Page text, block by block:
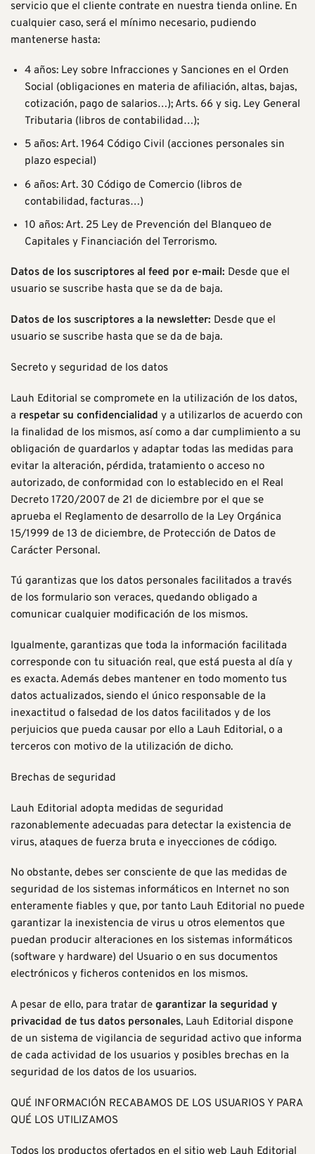
servicio que el cliente contrate en nuestra tienda online. En
cualquier caso, será el mínimo necesario, pudiendo
mantenerse hasta:
4 años: Ley sobre Infracciones y Sanciones en el Orden
Social (obligaciones en materia de afiliación, altas, bajas,
cotización, pago de salarios…); Arts. 66 y sig. Ley General
Tributaria (libros de contabilidad…);
5 años: Art. 1964 Código Civil (acciones personales sin
plazo especial)
6 años: Art. 30 Código de Comercio (libros de
contabilidad, facturas…)
10 años: Art. 25 Ley de Prevención del Blanqueo de
Capitales y Financiación del Terrorismo.
Datos de los suscriptores al feed por e-mail: Desde que el
usuario se suscribe hasta que se da de baja.
Datos de los suscriptores a la newsletter: Desde que el
usuario se suscribe hasta que se da de baja.
Secreto y seguridad de los datos
Lauh Editorial se compromete en la utilización de los datos,
a respetar su confidencialidad y a utilizarlos de acuerdo con
la finalidad de los mismos, así como a dar cumplimiento a su
obligación de guardarlos y adaptar todas las medidas para
evitar la alteración, pérdida, tratamiento o acceso no
autorizado, de conformidad con lo establecido en el Real
Decreto 1720/2007 de 21 de diciembre por el que se
aprueba el Reglamento de desarrollo de la Ley Orgánica
15/1999 de 13 de diciembre, de Protección de Datos de
Carácter Personal.
Tú garantizas que los datos personales facilitados a través
de los formulario son veraces, quedando obligado a
comunicar cualquier modificación de los mismos.
Igualmente, garantizas que toda la información facilitada
corresponde con tu situación real, que está puesta al día y
es exacta. Además debes mantener en todo momento tus
datos actualizados, siendo el único responsable de la
inexactitud o falsedad de los datos facilitados y de los
perjuicios que pueda causar por ello a Lauh Editorial, o a
terceros con motivo de la utilización de dicho.
Brechas de seguridad
Lauh Editorial adopta medidas de seguridad
razonablemente adecuadas para detectar la existencia de
virus, ataques de fuerza bruta e inyecciones de código.
No obstante, debes ser consciente de que las medidas de
seguridad de los sistemas informáticos en Internet no son
enteramente fiables y que, por tanto Lauh Editorial no puede
garantizar la inexistencia de virus u otros elementos que
puedan producir alteraciones en los sistemas informáticos
(software y hardware) del Usuario o en sus documentos
electrónicos y ficheros contenidos en los mismos.
A pesar de ello, para tratar de garantizar la seguridad y
privacidad de tus datos personales, Lauh Editorial dispone
de un sistema de vigilancia de seguridad activo que informa
de cada actividad de los usuarios y posibles brechas en la
seguridad de los datos de los usuarios.
QUÉ INFORMACIÓN RECABAMOS DE LOS USUARIOS Y PARA
QUÉ LOS UTILIZAMOS
Todos los productos ofertados en el sitio web Lauh Editorial